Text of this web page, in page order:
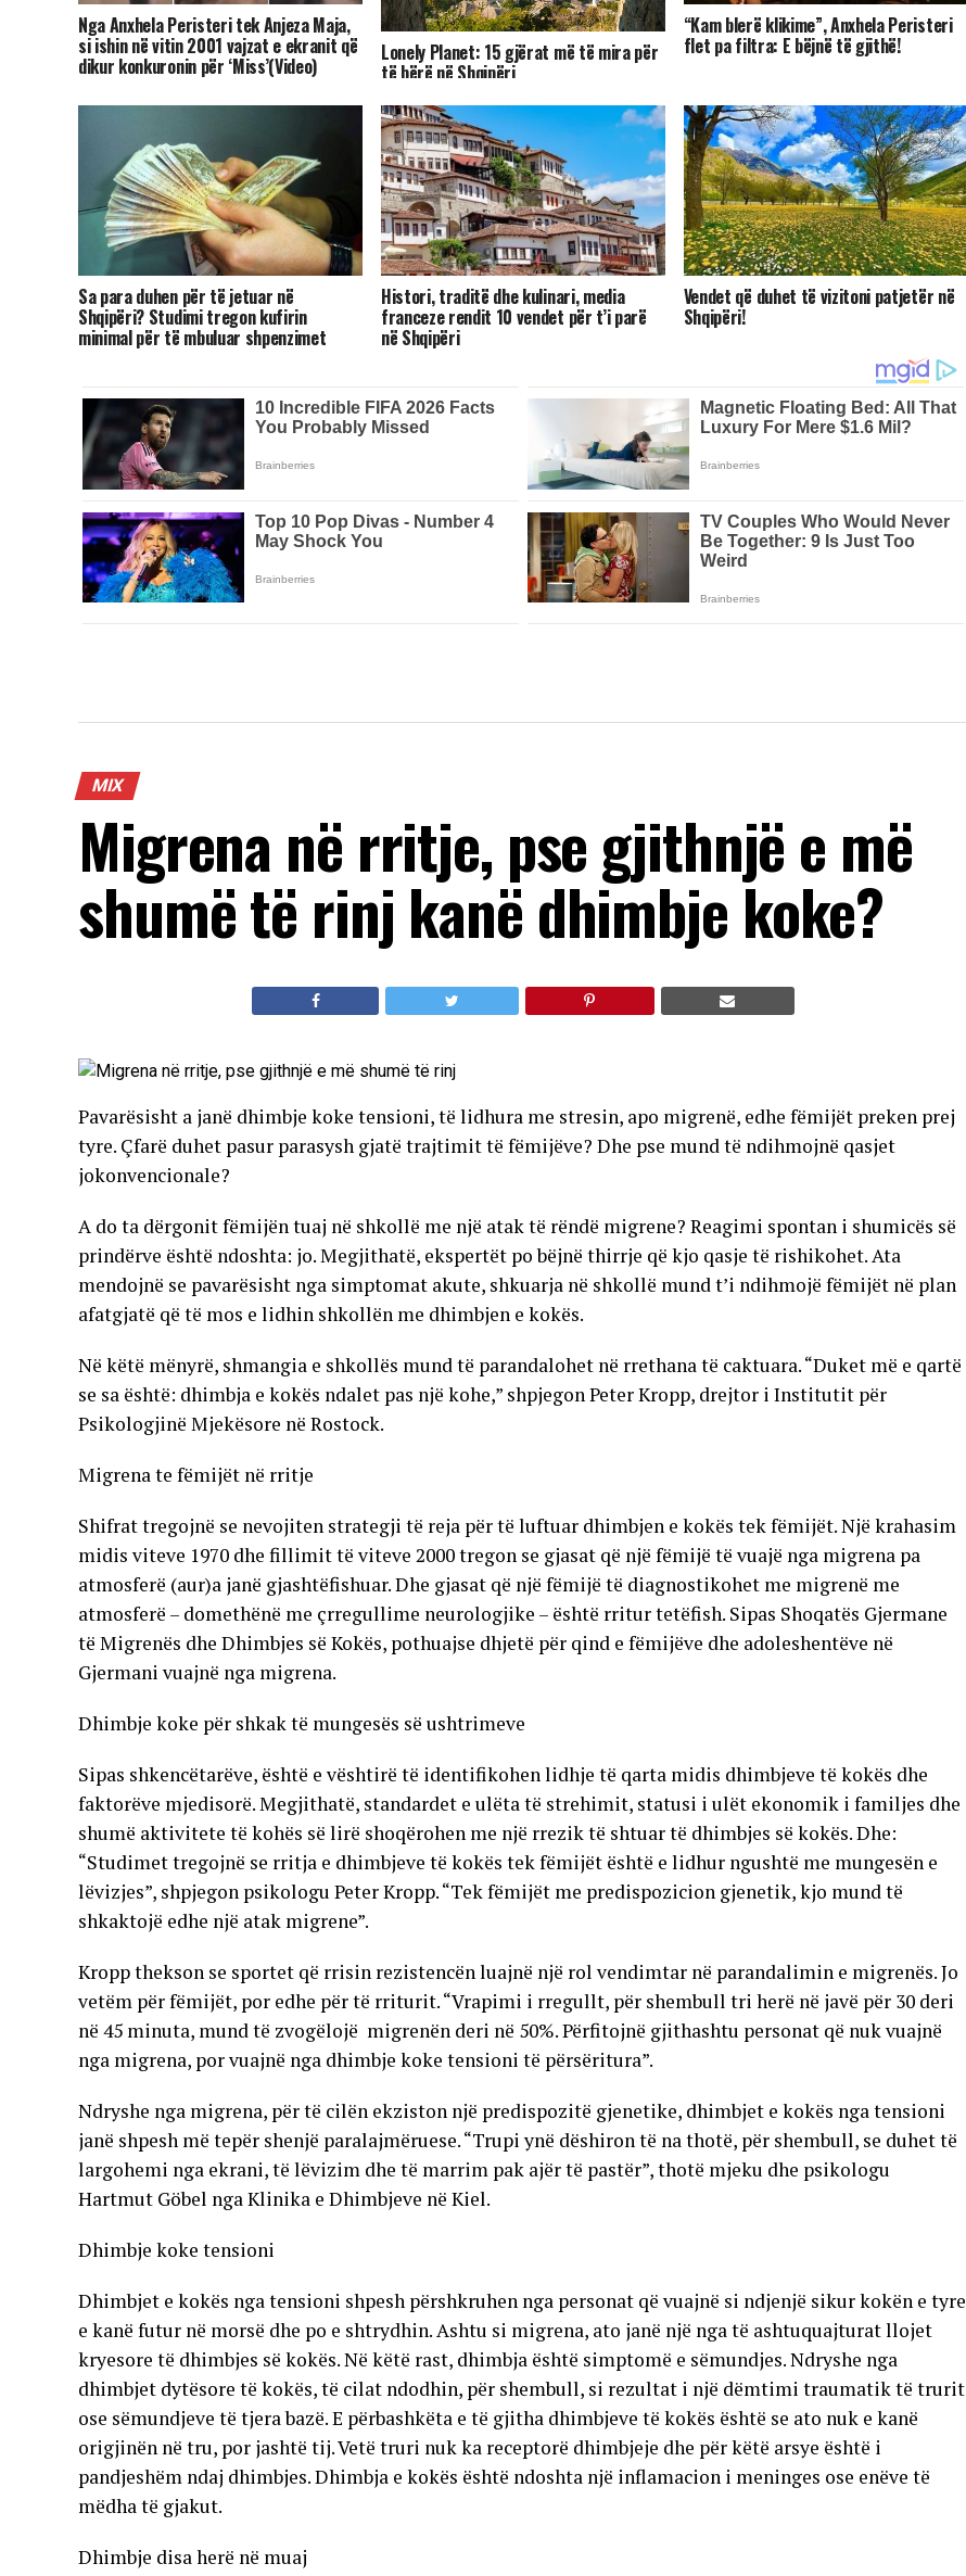
Nga Anxhela Peristeri tek Anjeza Maja,
si ishin në vitin 2001 vajzat e ekranit që
dikur konkuronin për ‘Miss’(Video)
Lonely Planet: 15 gjërat më të mira për
të bërë në Shqipëri
“Kam blerë klikime”, Anxhela Peristeri
flet pa filtra: E bëjnë të gjithë!
Sa para duhen për të jetuar në
Shqipëri? Studimi tregon kufirin
minimal për të mbuluar shpenzimet
Histori, traditë dhe kulinari, media
franceze rendit 10 vendet për t’i parë
në Shqipëri
Vendet që duhet të vizitoni patjetër në
Shqipëri!
MIX
Migrena në rritje, pse gjithnjë e më
shumë të rinj kanë dhimbje koke?
Pavarësisht a janë dhimbje koke tensioni, të lidhura me stresin, apo migrenë, edhe fëmijët preken prej
tyre. Çfarë duhet pasur parasysh gjatë trajtimit të fëmijëve? Dhe pse mund të ndihmojnë qasjet
jokonvencionale?
A do ta dërgonit fëmijën tuaj në shkollë me një atak të rëndë migrene? Reagimi spontan i shumicës së
prindërve është ndoshta: jo. Megjithatë, ekspertët po bëjnë thirrje që kjo qasje të rishikohet. Ata
mendojnë se pavarësisht nga simptomat akute, shkuarja në shkollë mund t’i ndihmojë fëmijët në plan
afatgjatë që të mos e lidhin shkollën me dhimbjen e kokës.
Në këtë mënyrë, shmangia e shkollës mund të parandalohet në rrethana të caktuara. “Duket më e qartë
se sa është: dhimbja e kokës ndalet pas një kohe,” shpjegon Peter Kropp, drejtor i Institutit për
Psikologjinë Mjekësore në Rostock.
Migrena te fëmijët në rritje
Shifrat tregojnë se nevojiten strategji të reja për të luftuar dhimbjen e kokës tek fëmijët. Një krahasim
midis viteve 1970 dhe fillimit të viteve 2000 tregon se gjasat që një fëmijë të vuajë nga migrena pa
atmosferë (aur)a janë gjashtëfishuar. Dhe gjasat që një fëmijë të diagnostikohet me migrenë me
atmosferë – domethënë me çrregullime neurologjike – është rritur tetëfish. Sipas Shoqatës Gjermane
të Migrenës dhe Dhimbjes së Kokës, pothuajse dhjetë për qind e fëmijëve dhe adoleshentëve në
Gjermani vuajnë nga migrena.
Dhimbje koke për shkak të mungesës së ushtrimeve
Sipas shkencëtarëve, është e vështirë të identifikohen lidhje të qarta midis dhimbjeve të kokës dhe
faktorëve mjedisorë. Megjithatë, standardet e ulëta të strehimit, statusi i ulët ekonomik i familjes dhe
shumë aktivitete të kohës së lirë shoqërohen me një rrezik të shtuar të dhimbjes së kokës. Dhe:
“Studimet tregojnë se rritja e dhimbjeve të kokës tek fëmijët është e lidhur ngushtë me mungesën e
lëvizjes”, shpjegon psikologu Peter Kropp. “Tek fëmijët me predispozicion gjenetik, kjo mund të
shkaktojë edhe një atak migrene”.
Kropp thekson se sportet që rrisin rezistencën luajnë një rol vendimtar në parandalimin e migrenës. Jo
vetëm për fëmijët, por edhe për të rriturit. “Vrapimi i rregullt, për shembull tri herë në javë për 30 deri
në 45 minuta, mund të zvogëlojë migrenën deri në 50%. Përfitojnë gjithashtu personat që nuk vuajnë
nga migrena, por vuajnë nga dhimbje koke tensioni të përsëritura”.
Ndryshe nga migrena, për të cilën ekziston një predispozitë gjenetike, dhimbjet e kokës nga tensioni
janë shpesh më tepër shenjë paralajmëruese. “Trupi ynë dëshiron të na thotë, për shembull, se duhet të
largohemi nga ekrani, të lëvizim dhe të marrim pak ajër të pastër”, thotë mjeku dhe psikologu
Hartmut Göbel nga Klinika e Dhimbjeve në Kiel.
Dhimbje koke tensioni
Dhimbjet e kokës nga tensioni shpesh përshkruhen nga personat që vuajnë si ndjenjë sikur kokën e tyre
e kanë futur në morsë dhe po e shtrydhin. Ashtu si migrena, ato janë një nga të ashtuquajturat llojet
kryesore të dhimbjes së kokës. Në këtë rast, dhimbja është simptomë e sëmundjes. Ndryshe nga
dhimbjet dytësore të kokës, të cilat ndodhin, për shembull, si rezultat i një dëmtimi traumatik të trurit
ose sëmundjeve të tjera bazë. E përbashkëta e të gjitha dhimbjeve të kokës është se ato nuk e kanë
origjinën në tru, por jashtë tij. Vetë truri nuk ka receptorë dhimbjeje dhe për këtë arsye është i
pandjeshëm ndaj dhimbjes. Dhimbja e kokës është ndoshta një inflamacion i meninges ose enëve të
mëdha të gjakut.
Dhimbje disa herë në muaj